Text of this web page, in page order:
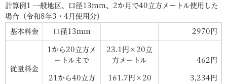
計算例1 一般地区、口径13mm、2か月で40立方メートル使用した
場合（令和8年3・4月使用分）
基本料金 口径13mm 2970円
従量料金
1から20立方メ
ートルまで
21から40立方
23.1円×20立
方メートル
161.7円×20
462円
3,234円